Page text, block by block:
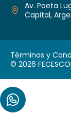
Av. Poeta
Capital,
© 2026
Términos y